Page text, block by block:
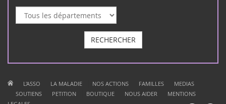
RECHERCHER
L'ASSO LA MALADIE NOS ACTIONS FAMILLES MEDIAS
SOUTIENS PETITION BOUTIQUE NOUS AIDER
MENTIONS